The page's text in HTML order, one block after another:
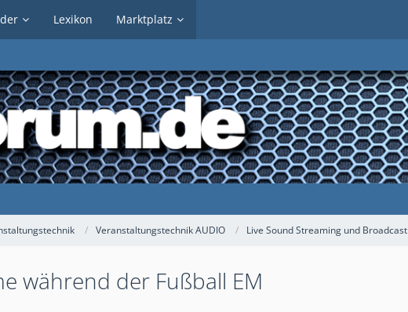
Lexikon Marktplatz
Veranstaltungstechnik AUDIO Live Sound Streaming und Broadcast
während der Fußball EM